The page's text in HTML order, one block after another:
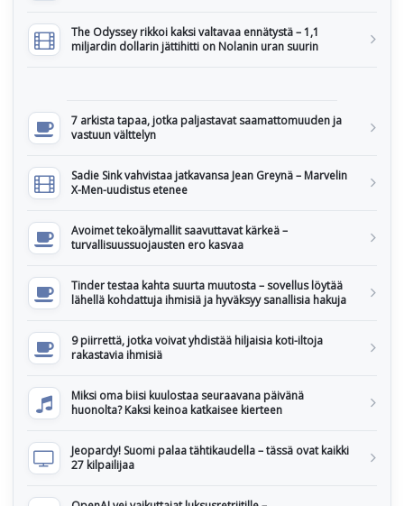
The Odyssey rikkoi kaksi valtavaa ennätystä – 1,1
miljardin dollarin jättihitti on Nolanin uran suurin
7 arkista tapaa, jotka paljastavat saamattomuuden ja
vastuun välttelyn
Sadie Sink vahvistaa jatkavansa Jean Greynä – Marvelin
X-Men-uudistus etenee
Avoimet tekoälymallit saavuttavat kärkeä –
turvallisuussuojausten ero kasvaa
Tinder testaa kahta suurta muutosta – sovellus löytää
lähellä kohdattuja ihmisiä ja hyväksyy sanallisia hakuja
9 piirrettä, jotka voivat yhdistää hiljaisia koti-iltoja
rakastavia ihmisiä
Miksi oma biisi kuulostaa seuraavana päivänä
huonolta? Kaksi keinoa katkaisee kierteen
Jeopardy! Suomi palaa tähtikaudella – tässä ovat kaikki
27 kilpailijaa